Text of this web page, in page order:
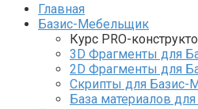
Главная
Базис-Мебельщик
Курс PRO-
3D Фрагменты для
2D Фрагменты для
Скрипты для Базис-
База материалов